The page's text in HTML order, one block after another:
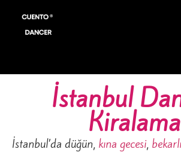
İstanbul
Kiralama
İstanbul’da düğün, kına gecesi,